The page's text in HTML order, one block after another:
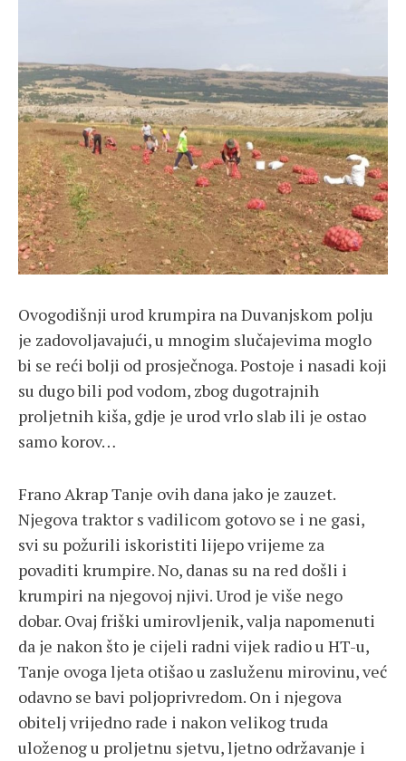
Ovogodišnji urod krumpira na Duvanjskom polju
je zadovoljavajući, u mnogim slučajevima moglo
bi se reći bolji od prosječnoga. Postoje i nasadi koji
su dugo bili pod vodom, zbog dugotrajnih
proljetnih kiša, gdje je urod vrlo slab ili je ostao
samo korov…
Frano Akrap Tanje ovih dana jako je zauzet.
Njegova traktor s vadilicom gotovo se i ne gasi,
svi su požurili iskoristiti lijepo vrijeme za
povaditi krumpire. No, danas su na red došli i
krumpiri na njegovoj njivi. Urod je više nego
dobar. Ovaj friški umirovljenik, valja napomenuti
da je nakon što je cijeli radni vijek radio u HT-u,
Tanje ovoga ljeta otišao u zasluženu mirovinu, već
odavno se bavi poljoprivredom. On i njegova
obitelj vrijedno rade i nakon velikog truda
uloženog u proljetnu sjetvu, ljetno održavanje i